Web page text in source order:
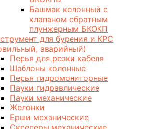
Башмак колонный с
клапаном обратным
плунжерным БКОКП
для бурения и КРС
аварийный)
Перья для резки кабеля
Шаблоны колонные
Перья гидромониторные
Пауки гидравлические
Пауки механические
Желонки
Ерши механические
Скреперы механические